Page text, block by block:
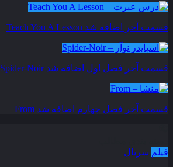
قسمت آخر اضافه شد Teach You A Lesson
قسمت آخر فصل اول اضافه شد Spider-Noir
قسمت آخر فصل چهارم اضافه شد From
فیلم سریال